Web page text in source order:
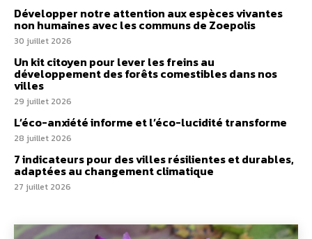
Développer notre attention aux espèces vivantes
non humaines avec les communs de Zoepolis
30 juillet 2026
Un kit citoyen pour lever les freins au
développement des forêts comestibles dans nos
villes
29 juillet 2026
L’éco-anxiété informe et l’éco-lucidité transforme
28 juillet 2026
7 indicateurs pour des villes résilientes et durables,
adaptées au changement climatique
27 juillet 2026